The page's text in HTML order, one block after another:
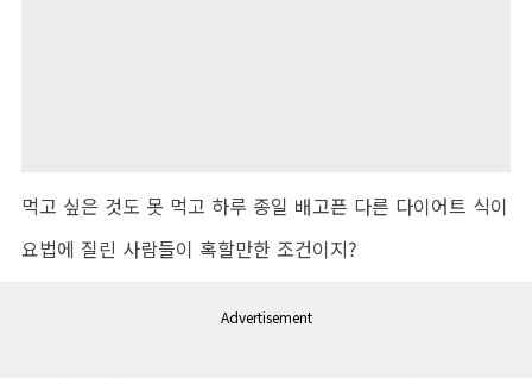
먹고 싶은 것도 못 먹고 하루 종일 배고픈 다른 다이어트 식이
요법에 질린 사람들이 혹할만한 조건이지?
Advertisement